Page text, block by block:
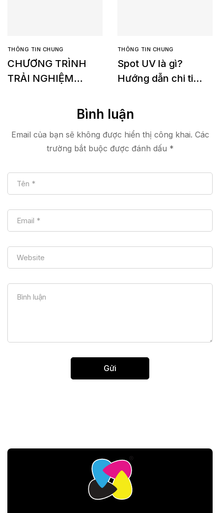
THÔNG TIN CHUNG
CHƯƠNG TRÌNH
TRẢI NGHIỆM
Minolta Accurio
THÔNG TIN CHUNG
Spot UV là gì?
Hướng dẫn chi tiết
UV
Bình luận
Email của bạn sẽ không được hiển thị công khai. Các
trường bắt buộc được đánh dấu *